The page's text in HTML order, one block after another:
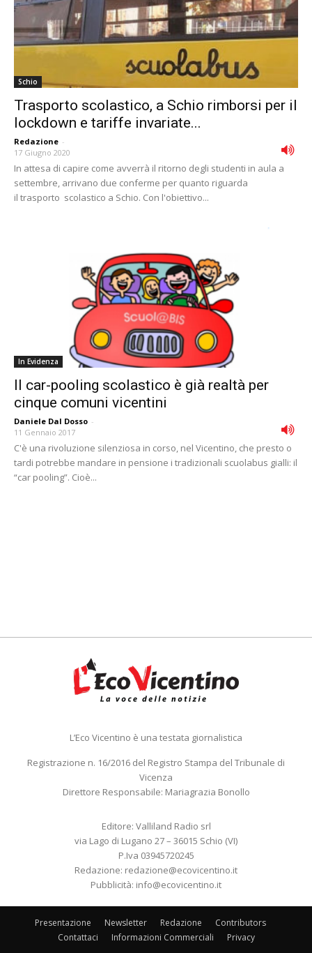
Schio
Trasporto scolastico, a Schio rimborsi per il
lockdown e tariffe invariate...
Redazione -
17 Giugno 2020
In attesa di capire come avverrà il ritorno degli studenti in aula a
settembre, arrivano due conferme per quanto riguarda
il trasporto scolastico a Schio. Con l'obiettivo...
In Evidenza
Il car-pooling scolastico è già realtà per
cinque comuni vicentini
Daniele Dal Dosso -
11 Gennaio 2017
C'è una rivoluzione silenziosa in corso, nel Vicentino, che presto o
tardi potrebbe mandare in pensione i tradizionali scuolabus gialli: il
“car pooling”. Cioè...
L’Eco Vicentino è una testata giornalistica
Registrazione n. 16/2016 del Registro Stampa del Tribunale di
Vicenza
Direttore Responsabile: Mariagrazia Bonollo
Editore: Valliland Radio srl
via Lago di Lugano 27 – 36015 Schio (VI)
P.Iva 03945720245
Redazione: redazione@ecovicentino.it
Pubblicità: info@ecovicentino.it
Presentazione Newsletter Redazione
Contributors
Contattaci
Informazioni Commerciali Privacy